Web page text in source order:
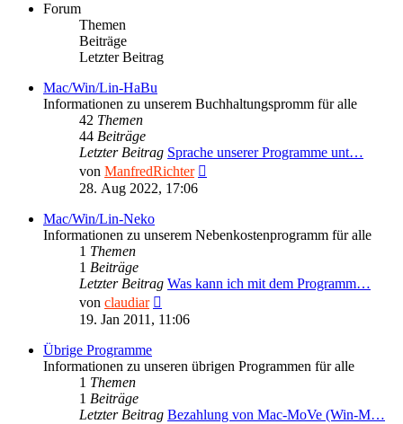
Forum
Themen
Beiträge
Letzter Beitrag
Mac/Win/Lin-HaBu
Informationen zu unserem Buchhaltungspromm für alle
42 Themen
44 Beiträge
Letzter Beitrag Sprache unserer Programme unt…
von ManfredRichter
28. Aug 2022, 17:06
Mac/Win/Lin-Neko
Informationen zu unserem Nebenkostenprogramm für alle
1 Themen
1 Beiträge
Letzter Beitrag Was kann ich mit dem Programm…
von claudiar
Beitrag
19. Jan 2011, 11:06
Übrige Programme
Informationen zu unseren übrigen Programmen für alle
1 Themen
1 Beiträge
Letzter Beitrag Bezahlung von Mac-MoVe (Win-M…